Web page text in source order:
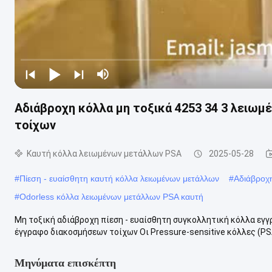
Αδιάβροχη κόλλα μη τοξικά 4253 34 3
τοίχων
Καυτή κόλλα λειωμένων μετάλλων PSA 2025-05-28
#Πίεση - ευαίσθητη καυτή κόλλα λειωμένων μετάλλων #
#Odorless κόλλα λειωμένων μετάλλων PSA καυτή
Μη τοξική αδιάβροχη πίεση - ευαίσθητη συγκολλητική κόλλα
έγγραφο διακοσμήσεων τοίχων Οι Pressure-sensitive κόλλες
Μηνύματα επισκέπτη